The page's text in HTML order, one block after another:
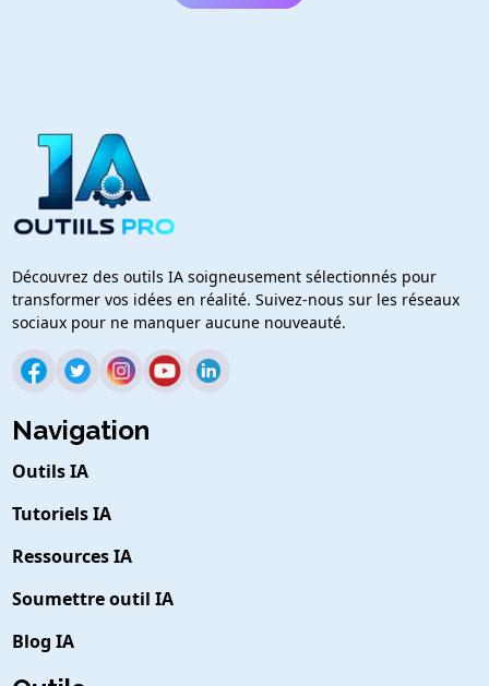
Découvrez des outils IA soigneusement sélectionnés pour
transformer vos idées en réalité. Suivez-nous sur les réseaux
sociaux pour ne manquer aucune nouveauté.
Navigation
Outils IA
Tutoriels IA
Ressources IA
Soumettre outil IA
Blog IA